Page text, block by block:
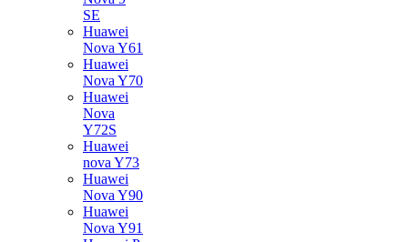
SE
Huawei
Nova Y61
Huawei
Nova Y70
Huawei
Nova
Y72S
Huawei
nova Y73
Huawei
Nova Y90
Huawei
Nova Y91